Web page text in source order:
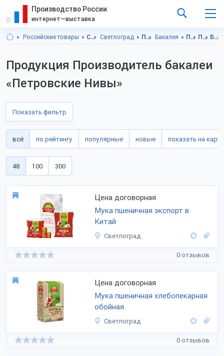
Производство России
интернет—выставка
Российские товары Ставропольский край Светлоград Продукты питания Бакалея Продукты питания, Ставропольский край Продукты питания, г.Светлоград Бакалея, Ставропольский край
Продукция Производитель бакалеи
«Петровские Нивы»
Показать фильтр
всё по рейтингу популярные новые показать на карте
48 100 300
Цена договорная
Мука пшеничная экспорт в
Китай
Светлоград
0 отзывов
Цена договорная
Мука пшеничная хлебопекарная
обойная
Светлоград
0 отзывов